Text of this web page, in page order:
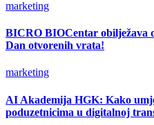
marketing
BICRO BIOCentar obilježava
Dan otvorenih vrata!
marketing
AI Akademija HGK: Kako
poduzetnicima u digitalnoj